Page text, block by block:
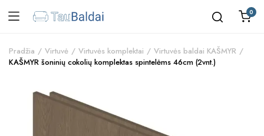
0
Pradžia Virtuvė Virtuvės komplektai
Virtuvės baldai KAŠMYR
KAŠMYR šoninių cokolių komplektas spintelėms 46cm (2vnt.)